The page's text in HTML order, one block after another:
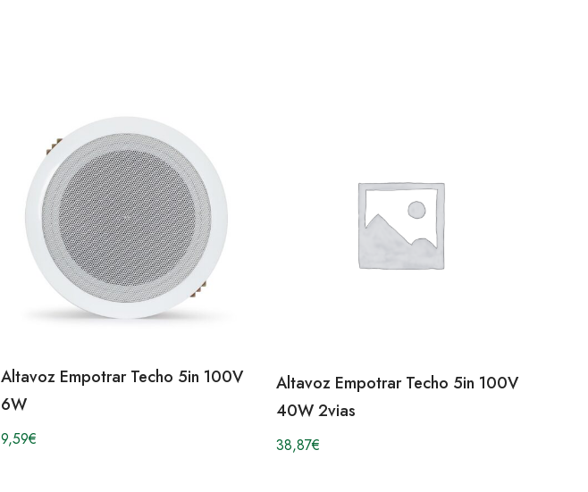
Altavoz Empotrar Techo 5in 100V
6W
9,59€
Altavoz Empotrar Techo 5in 100V
40W 2vias
38,87€